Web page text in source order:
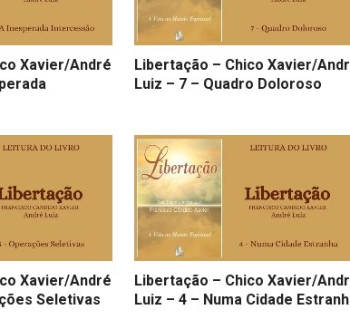
Xavier/André
Libertação – Chico Xavier/
Luiz – 7 – Quadro Doloroso
Xavier/André
Seletivas
Libertação – Chico Xavier/
Luiz – 4 – Numa Cidade